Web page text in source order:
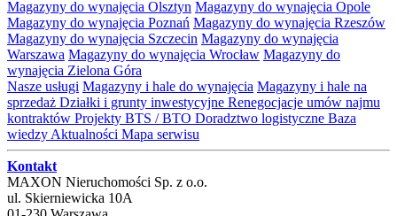
Magazyny do wynajęcia Olsztyn Magazyny do wynajęcia Opole
Magazyny do wynajęcia Poznań Magazyny do wynajęcia Rzeszów
Magazyny do wynajęcia Szczecin Magazyny do wynajęcia
Warszawa Magazyny do wynajęcia Wrocław Magazyny do
wynajęcia Zielona Góra
Nasze usługi Magazyny i hale do wynajęcia Magazyny i hale na
sprzedaż Działki i grunty inwestycyjne Renegocjacje umów najmu
kontraktów Projekty BTS / BTO Doradztwo logistyczne Baza
wiedzy Aktualności Mapa serwisu
Kontakt
MAXON Nieruchomości Sp. z o.o.
ul. Skierniewicka 10A